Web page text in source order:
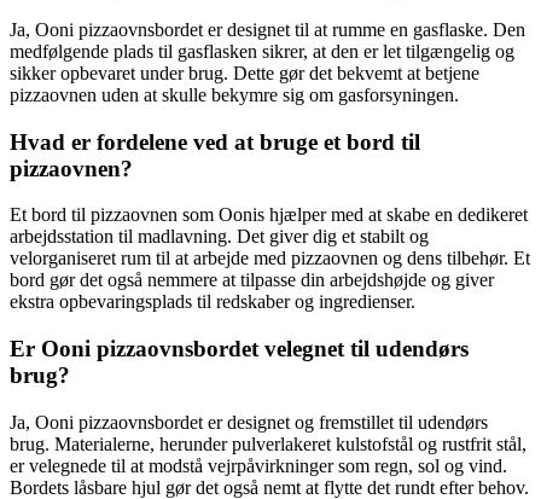
Ja, Ooni pizzaovnsbordet er designet til at rumme en gasflaske. Den
medfølgende plads til gasflasken sikrer, at den er let tilgængelig og
sikker opbevaret under brug. Dette gør det bekvemt at betjene
pizzaovnen uden at skulle bekymre sig om gasforsyningen.
Hvad er fordelene ved at bruge et bord til
pizzaovnen?
Et bord til pizzaovnen som Oonis hjælper med at skabe en dedikeret
arbejdsstation til madlavning. Det giver dig et stabilt og
velorganiseret rum til at arbejde med pizzaovnen og dens tilbehør. Et
bord gør det også nemmere at tilpasse din arbejdshøjde og giver
ekstra opbevaringsplads til redskaber og ingredienser.
Er Ooni pizzaovnsbordet velegnet til udendørs
brug?
Ja, Ooni pizzaovnsbordet er designet og fremstillet til udendørs
brug. Materialerne, herunder pulverlakeret kulstofstål og rustfrit stål,
er velegnede til at modstå vejrpåvirkninger som regn, sol og vind.
Bordets låsbare hjul gør det også nemt at flytte det rundt efter behov.